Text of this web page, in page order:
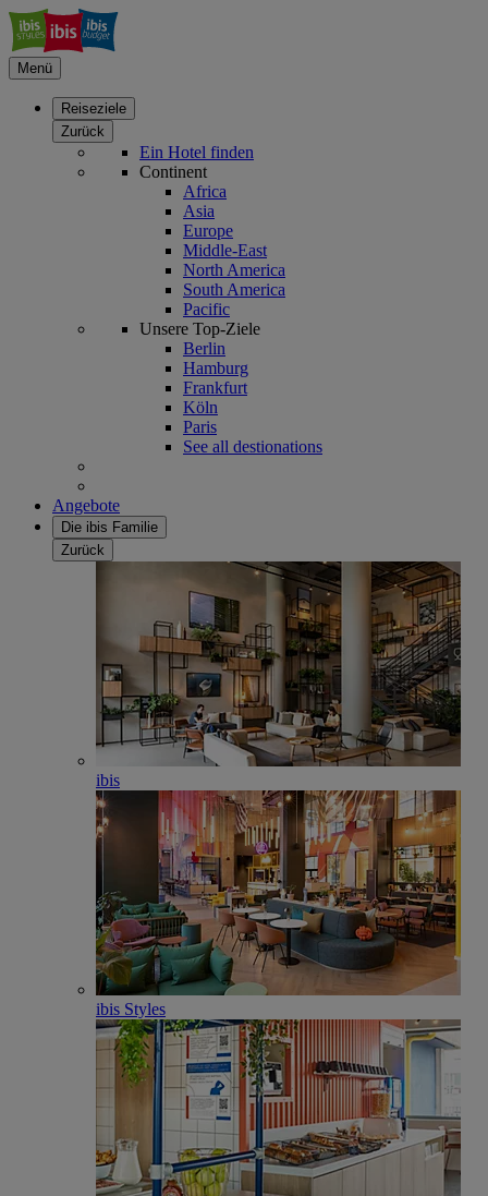
Menü
Reiseziele
Zurück
Ein Hotel finden
Continent
Africa
Asia
Europe
Middle-East
North America
South America
Pacific
Unsere Top-Ziele
Berlin
Hamburg
Frankfurt
Köln
Paris
See all destionations
Angebote
Die ibis Familie
Zurück
ibis
ibis Styles